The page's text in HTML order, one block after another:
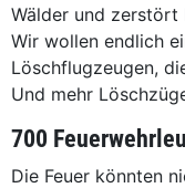
Wälder und zerstört
Wir wollen endlich
Löschflugzeugen,
Und mehr
700
Die Feuer könnten